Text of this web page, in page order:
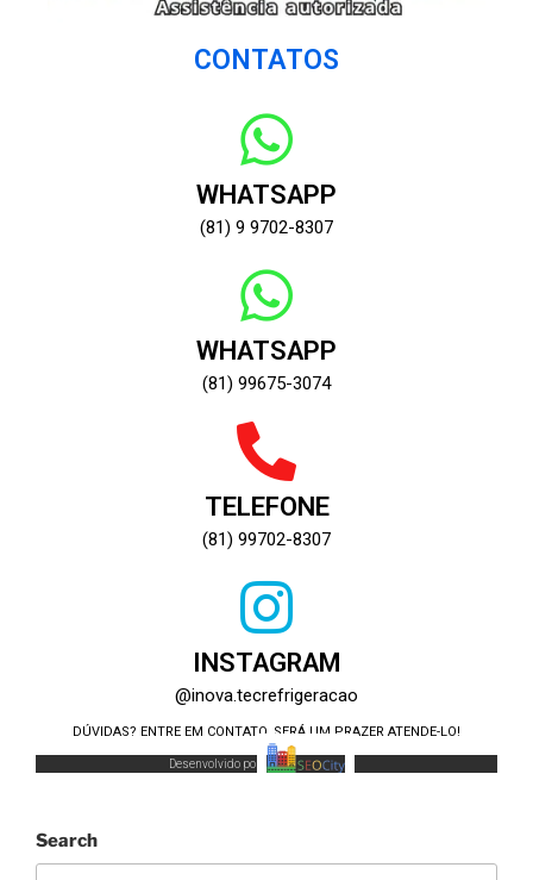
CONTATOS
WHATSAPP
(81) 9 9702-8307
WHATSAPP
(81) 99675-3074
TELEFONE
(81) 99702-8307
INSTAGRAM
@inova.tecrefrigeracao
DÚVIDAS? ENTRE EM CONTATO, SERÁ UM PRAZER ATENDE-LO!
Desenvolvido por:
Search